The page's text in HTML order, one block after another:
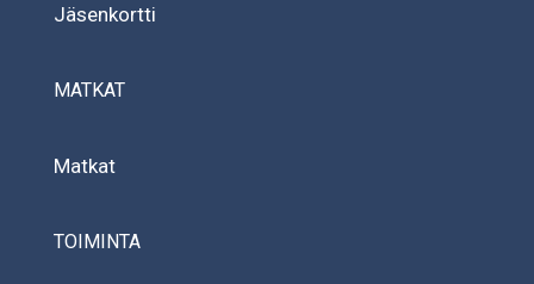
Jäsenkortti
MATKAT
Matkat
TOIMINTA